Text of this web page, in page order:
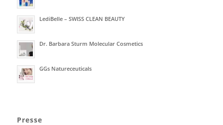
LediBelle – SWISS CLEAN BEAUTY
Dr. Barbara Sturm Molecular Cosmetics
GGs Natureceuticals
Presse